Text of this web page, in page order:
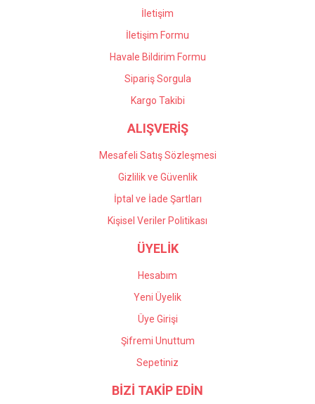
Gönder
İletişim
İletişim Formu
Havale Bildirim Formu
Sipariş Sorgula
Kargo Takibi
ALIŞVERİŞ
Mesafeli Satış Sözleşmesi
Gizlilik ve Güvenlik
İptal ve İade Şartları
Kişisel Veriler Politikası
ÜYELİK
Hesabım
Yeni Üyelik
Üye Girişi
Şifremi Unuttum
Sepetiniz
BİZİ TAKİP EDİN